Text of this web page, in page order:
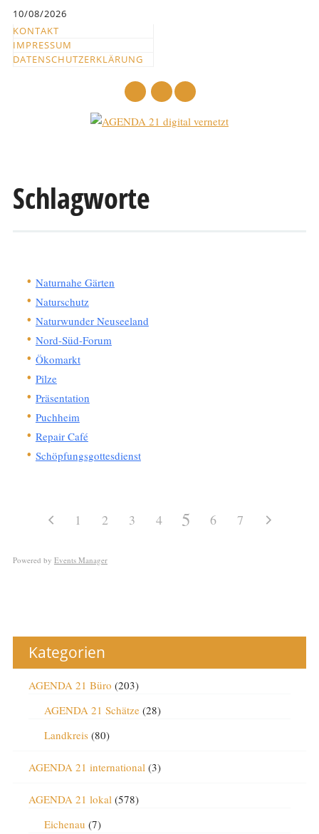
springen
10/08/2026
KONTAKT
IMPRESSUM
DATENSCHUTZERKLÄRUNG
zum
Schlagworte
Naturnahe Gärten
Naturschutz
Naturwunder Neuseeland
Nord-Süd-Forum
Ökomarkt
Pilze
Präsentation
Puchheim
Repair Café
Schöpfungsgottesdienst
1 2 3 4 5 6 7
Powered by Events Manager
Kategorien
AGENDA 21 Büro (203)
AGENDA 21 Schätze(28)
Landkreis(80)
AGENDA 21 international(3)
AGENDA 21 lokal(578)
Eichenau (7)